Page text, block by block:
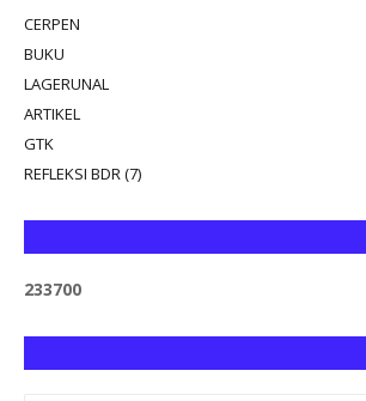
CERPEN
BUKU
LAGERUNAL
ARTIKEL
GTK
REFLEKSI BDR (7)
233700